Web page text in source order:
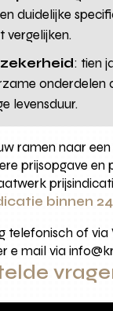
duidelijke
vergelijken.
: tien
onderdelen
levensduur.
ramen naar
prijsopgave en
binnen
telefonisch of
e mail via